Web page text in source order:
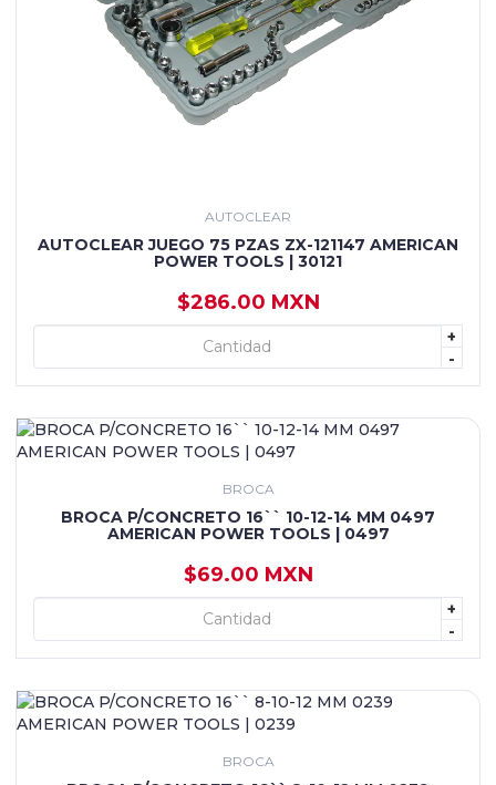
AUTOCLEAR
AUTOCLEAR JUEGO 75 PZAS ZX-121147 AMERICAN
POWER TOOLS | 30121
$286.00 MXN
+
-
+ AGREGAR
BROCA
BROCA P/CONCRETO 16`` 10-12-14 MM 0497
AMERICAN POWER TOOLS | 0497
$69.00 MXN
+
-
+ AGREGAR
BROCA